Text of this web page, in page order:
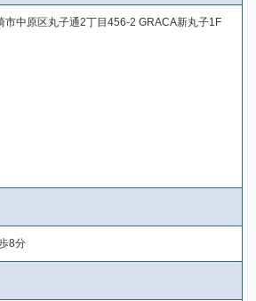
市中原区丸子通2丁目456-2 GRACA新丸子1F
8分